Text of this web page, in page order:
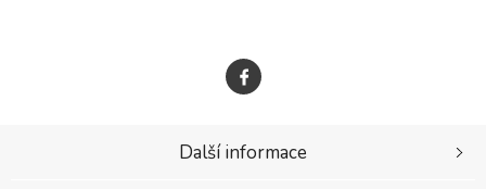
Další informace